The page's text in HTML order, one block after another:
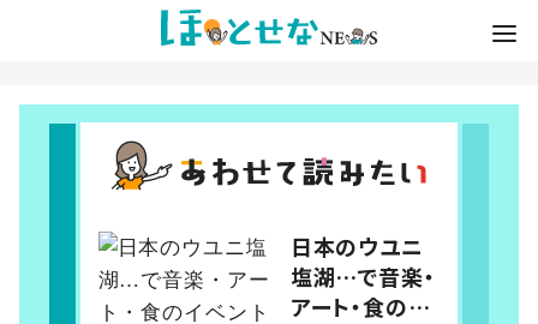
日本のウユニ
塩湖…で音楽・
アート・食のイ